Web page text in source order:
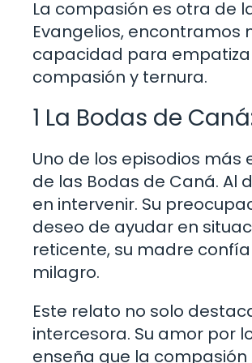
La compasión es otra de
Evangelios, encontramos
capacidad para
compasión y ternura.
1 La Bodas de
Uno de los episodios
de las Bodas de Caná. Al
en intervenir. Su
deseo de ayudar en
reticente, su madre
milagro.
Este relato no solo
intercesora. Su amor por
enseña que la